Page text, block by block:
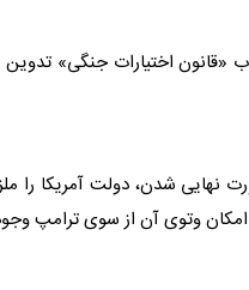
«قانون اختیارات جنگی» تدوین
نهایی شدن، دولت آمریکا را
وتوی آن از سویترامپ